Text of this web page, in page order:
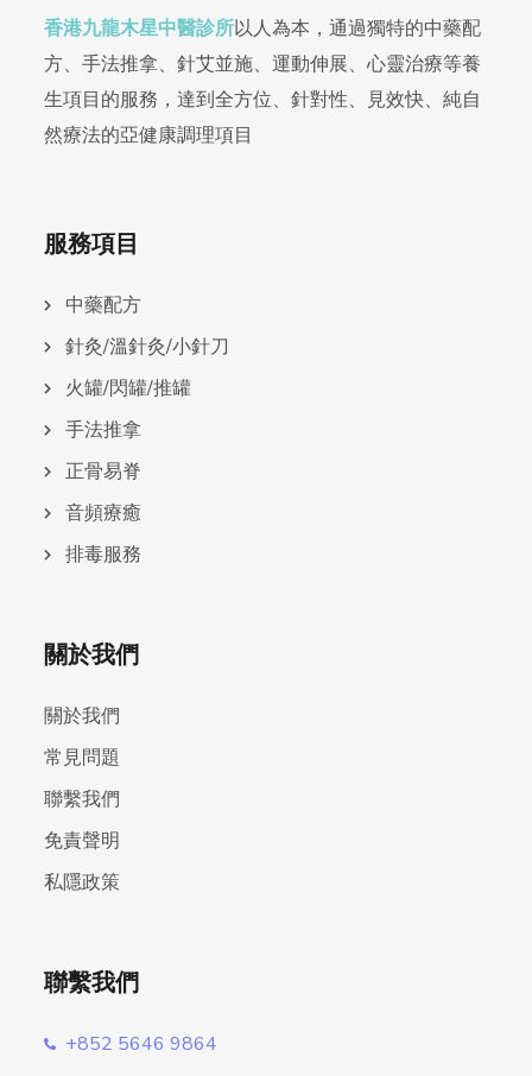
香港九龍木星中醫診所以人為本，通過獨特的中藥配
方、手法推拿、針艾並施、運動伸展、心靈治療等養
生項目的服務，達到全方位、針對性、見效快、純自
然療法的亞健康調理項目
服務項目
中藥配方
針灸/溫針灸/小針刀
火罐/閃罐/推罐
手法推拿
正骨易脊
⾳頻療癒
排毒服務
關於我們
關於我們
常見問題
聯繫我們
免責聲明
私隱政策
聯繫我們
+852 5646 9864